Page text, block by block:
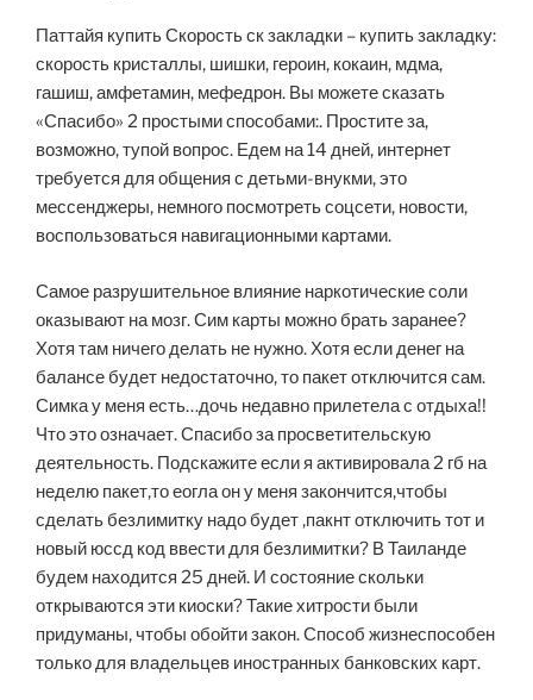
Паттайя купить Скорость ск закладки – купить закладку:
скорость кристаллы, шишки, героин, кокаин, мдма,
гашиш, амфетамин, мефедрон. Вы можете сказать
«Спасибо» 2 простыми способами:. Простите за,
возможно, тупой вопрос. Едем на 14 дней, интернет
требуется для общения с детьми-внукми, это
мессенджеры, немного посмотреть соцсети, новости,
воспользоваться навигационными картами.
Самое разрушительное влияние наркотические соли
оказывают на мозг. Сим карты можно брать заранее?
Хотя там ничего делать не нужно. Хотя если денег на
балансе будет недостаточно, то пакет отключится сам.
Симка у меня есть…дочь недавно прилетела с отдыха!!
Что это означает. Спасибо за просветительскую
деятельность. Подскажите если я активировала 2 гб на
неделю пакет,то еогла он у меня закончится,чтобы
сделать безлимитку надо будет ,пакнт отключить тот и
новый юссд код ввести для безлимитки? В Таиланде
будем находится 25 дней. И состояние скольки
открываются эти киоски? Такие хитрости были
придуманы, чтобы обойти закон. Способ жизнеспособен
только для владельцев иностранных банковских карт.